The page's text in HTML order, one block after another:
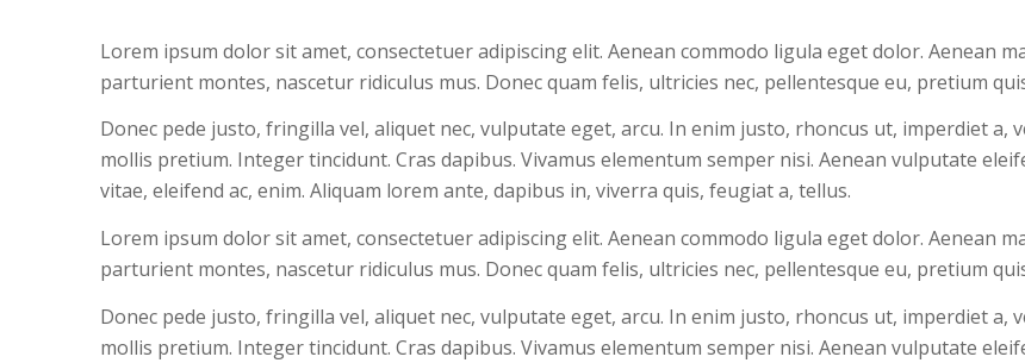
Lorem ipsum dolor sit amet, consectetuer adipiscing elit. Aenean commodo ligula eget dolor. Aenean
parturient montes, nascetur ridiculus mus. Donec quam felis, ultricies nec, pellentesque eu, pretium
Donec pede justo, fringilla vel, aliquet nec, vulputate eget, arcu. In enim justo, rhoncus ut, imperdiet a,
mollis pretium. Integer tincidunt. Cras dapibus. Vivamus elementum semper nisi. Aenean vulputate
vitae, eleifend ac, enim. Aliquam lorem ante, dapibus in, viverra quis, feugiat a, tellus.
Lorem ipsum dolor sit amet, consectetuer adipiscing elit. Aenean commodo ligula eget dolor. Aenean
parturient montes, nascetur ridiculus mus. Donec quam felis, ultricies nec, pellentesque eu, pretium
Donec pede justo, fringilla vel, aliquet nec, vulputate eget, arcu. In enim justo, rhoncus ut, imperdiet a,
mollis pretium. Integer tincidunt. Cras dapibus. Vivamus elementum semper nisi. Aenean vulputate